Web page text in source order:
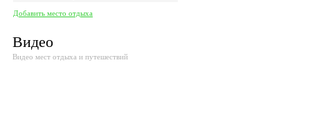
Добавить место отдыха
Видео
Видео мест отдыха и путешествий